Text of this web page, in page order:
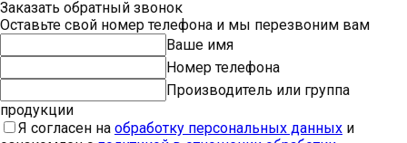
Заказать обратный звонок
Оставьте свой номер телефона и мы перезвоним вам
Ваше имя
Номер телефона
Производитель или группа
продукции
Я согласен на обработку персональных данных и